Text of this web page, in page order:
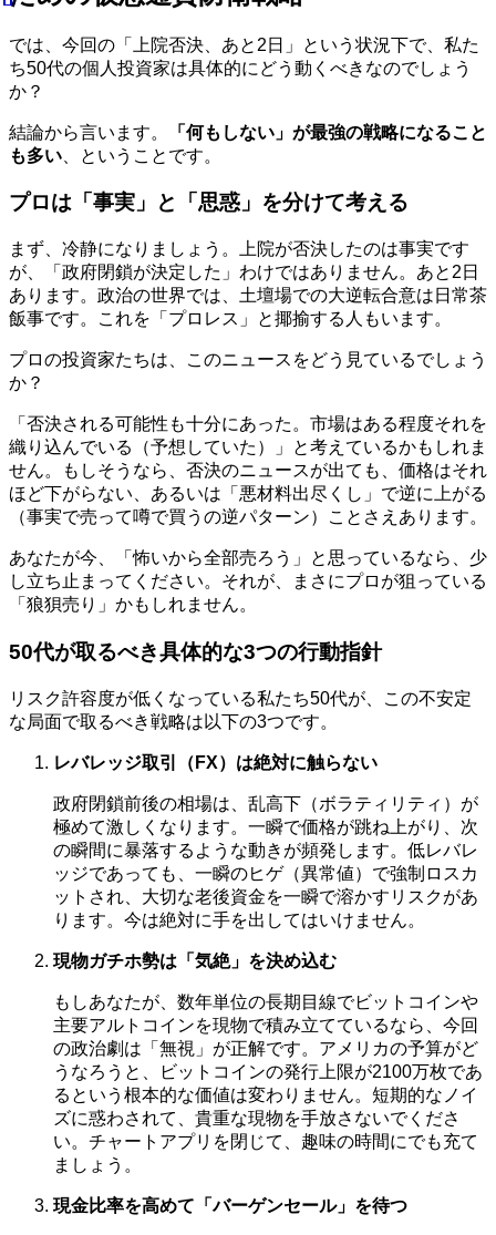
では、今回の「上院否決、あと2日」という状況下で、私た
ち50代の個人投資家は具体的にどう動くべきなのでしょう
か？
結論から言います。
「何もしない」が最強の戦略になること
も多い 、ということです。
プロは「事実」と「思惑」を分けて考える
まず、冷静になりましょう。上院が否決したのは事実です
が、「政府閉鎖が決定した」わけではありません。あと2日
あります。政治の世界では、土壇場での大逆転合意は日常茶
飯事です。これを「プロレス」と揶揄する人もいます。
プロの投資家たちは、このニュースをどう見ているでしょう
か？
「否決される可能性も十分にあった。市場はある程度それを
織り込んでいる（予想していた）」と考えているかもしれま
せん。もしそうなら、否決のニュースが出ても、価格はそれ
ほど下がらない、あるいは「悪材料出尽くし」で逆に上がる
（事実で売って噂で買うの逆パターン）ことさえあります。
あなたが今、「怖いから全部売ろう」と思っているなら、少
し立ち止まってください。それが、まさにプロが狙っている
「狼狽売り」かもしれません。
50代が取るべき具体的な3つの行動指針
リスク許容度が低くなっている私たち50代が、この不安定
な局面で取るべき戦略は以下の3つです。
レバレッジ取引（FX）は絶対に触らない
政府閉鎖前後の相場は、乱高下（ボラティリティ）が
極めて激しくなります。一瞬で価格が跳ね上がり、次
の瞬間に暴落するような動きが頻発します。低レバレ
ッジであっても、一瞬のヒゲ（異常値）で強制ロスカ
ットされ、大切な老後資金を一瞬で溶かすリスクがあ
ります。今は絶対に手を出してはいけません。
現物ガチホ勢は「気絶」を決め込む
もしあなたが、数年単位の長期目線でビットコインや
主要アルトコインを現物で積み立てているなら、今回
の政治劇は「無視」が正解です。アメリカの予算がど
うなろうと、ビットコインの発行上限が2100万枚であ
るという根本的な価値は変わりません。短期的なノイ
ズに惑わされて、貴重な現物を手放さないでくださ
い。チャートアプリを閉じて、趣味の時間にでも充て
ましょう。
現金比率を高めて「バーゲンセール」を待つ